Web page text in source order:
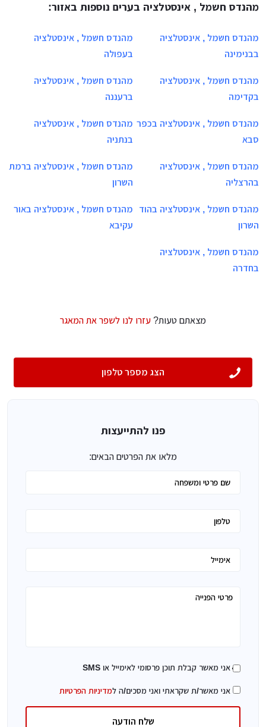
מהנדס חשמל , אינסטלציה בערים נוספות באזור:
מהנדס חשמל , אינסטלציה
בבנימינה
מהנדס חשמל , אינסטלציה
בעפולה
מהנדס חשמל , אינסטלציה
בקדימה
מהנדס חשמל , אינסטלציה
ברעננה
מהנדס חשמל , אינסטלציה בכפר
סבא
מהנדס חשמל , אינסטלציה
בנתניה
מהנדס חשמל , אינסטלציה
בהרצליה
מהנדס חשמל , אינסטלציה ברמת
השרון
מהנדס חשמל , אינסטלציה בהוד
השרון
מהנדס חשמל , אינסטלציה באור
עקיבא
מהנדס חשמל , אינסטלציה
בחדרה
מצאתם טעות? עזרו לנו לשפר את המאגר
הצג מספר טלפון
פנו להתייעצות
מלאו את הפרטים הבאים:
אני מאשר קבלת תוכן פרסומי לאימייל או SMS
אני מאשר/ת שקראתי ואני מסכים/ה למדיניות הפרטיות
שלח הודעה